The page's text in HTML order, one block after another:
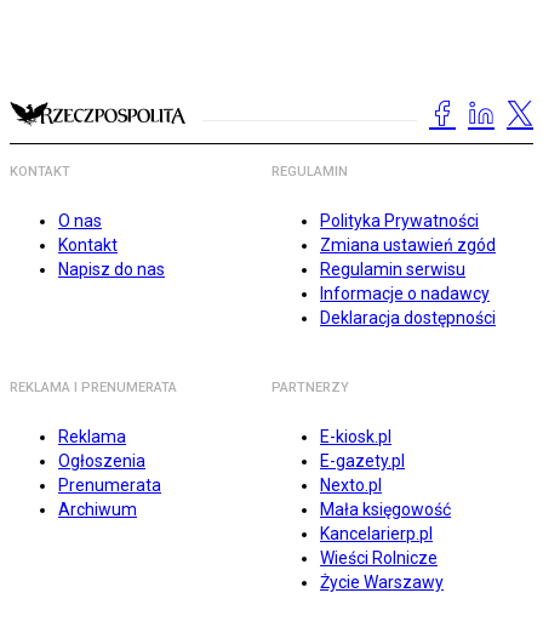
KONTAKT
O nas
Kontakt
Napisz do nas
REGULAMIN
Polityka Prywatności
Zmiana ustawień zgód
Regulamin serwisu
Informacje o nadawcy
Deklaracja dostępności
REKLAMA I PRENUMERATA
Reklama
Ogłoszenia
Prenumerata
Archiwum
PARTNERZY
E-kiosk.pl
E-gazety.pl
Nexto.pl
Mała księgowość
Kancelarierp.pl
Wieści Rolnicze
Życie Warszawy